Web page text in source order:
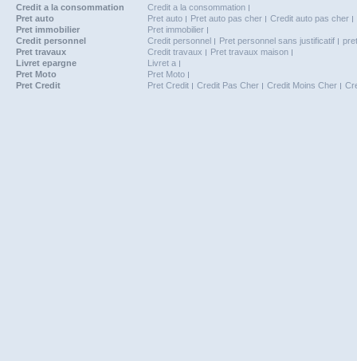
Credit a la consommation
Credit a la consommation
Pret auto
Pret auto Pret auto pas cher
Credit auto pas cher
Pret immobilier
Pret immobilier
Credit personnel
Credit personnel Pret personnel sans justificatif
Pret travaux
Credit travaux
Pret travaux maison
Livret epargne
Livret a
Pret Moto
Pret Moto
Pret Credit
Pret Credit Credit Pas Cher Credit Moins Cher